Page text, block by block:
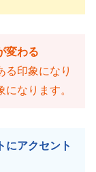
変わる
る印象になり
なります。
にアクセント